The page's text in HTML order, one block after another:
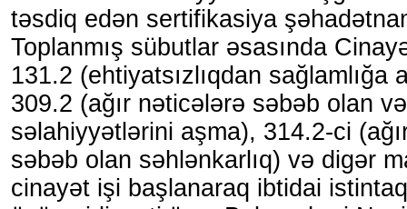
təsdiq edən sertifikasiya
Toplanmış sübutlar əsasında
131.2 (ehtiyatsızlıqdan sağlamlığa
309.2 (ağır nəticələrə səbəb olan
səlahiyyətlərini aşma), 314.2-ci
səbəb olan səhlənkarlıq) və digər
cinayət işi başlanaraq ibtidai